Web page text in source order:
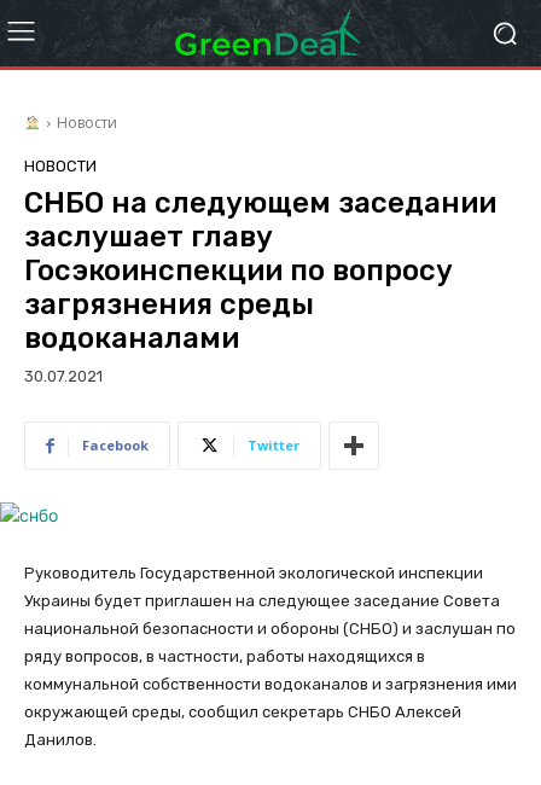
Новости
НОВОСТИ
СНБО на следующем заседании
заслушает главу
Госэкоинспекции по вопросу
загрязнения среды
водоканалами
30.07.2021
Facebook Twitter
Руководитель Государственной экологической инспекции
Украины будет приглашен на следующее заседание Совета
национальной безопасности и обороны (СНБО) и заслушан по
ряду вопросов, в частности, работы находящихся в
коммунальной собственности водоканалов и загрязнения ими
окружающей среды, сообщил секретарь СНБО Алексей
Данилов.